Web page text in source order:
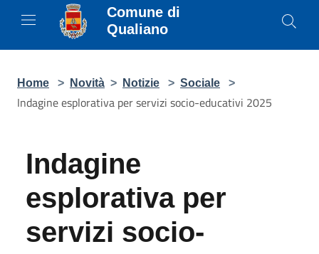
Comune di
Qualiano
Home > Novità > Notizie > Sociale >
Indagine esplorativa per servizi socio-educativi 2025
Indagine esplorativa
per servizi socio-
educativi 2025